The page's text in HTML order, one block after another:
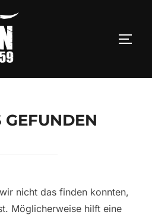
GEFUNDEN
nicht das finden konnten,
Möglicherweise hilft eine